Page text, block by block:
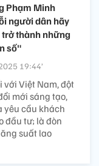
Phạm Minh
người dân hãy
thành những
số"
19:44’
với Việt Nam, đột
mới sáng tạo,
yêu cầu khách
đầu tư; là đòn
suất lao